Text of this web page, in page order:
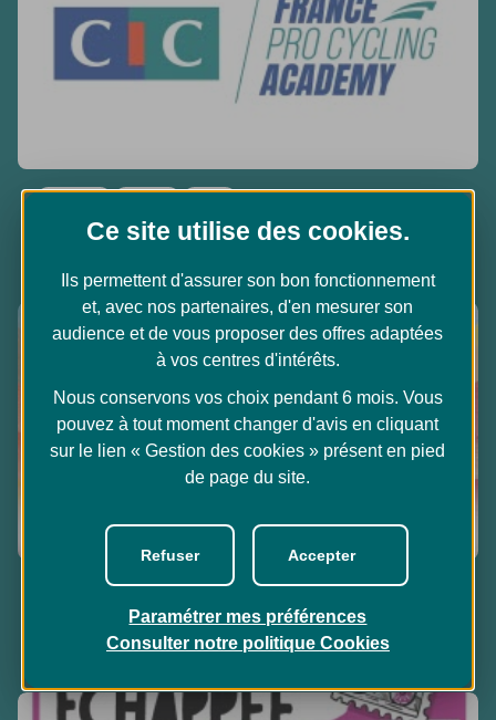
CIC Pro Cycling Academy, l’avenir du cyclisme
français !
Le CIC devient le partenaire titre de la Bretagne
Classic !
Evénement A la une Cyclisme Ouest
Ce site utilise des cookies.
Ils permettent d'assurer son bon fonctionnement
et, avec nos partenaires, d'en mesurer son
audience et de vous proposer des offres adaptées
à vos centres d'intérêts.
Nous conservons vos choix pendant 6 mois. Vous
pouvez à tout moment changer d'avis en cliquant
sur le lien « Gestion des cookies » présent en pied
de page du site.
Accepter
Refuser
Paramétrer mes préférences
Consulter notre politique Cookies